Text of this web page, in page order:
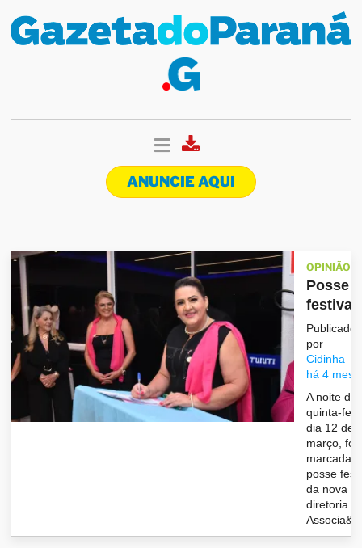
ANUNCIE AQUI
OPINIÃO
Posse
festiva
Publicado
por
Cidinha
há 4
A noite de
quinta-
dia 12 de
março, foi
marcada
posse
da nova
diretoria